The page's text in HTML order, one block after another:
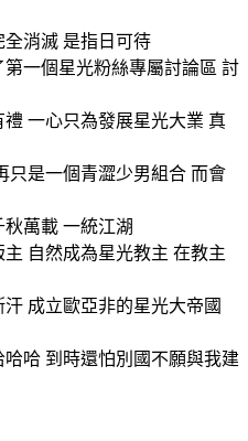
消滅 是指日可待
一個星光粉絲專屬討論區 討
一心只為發展星光大業 真
只是一個青澀少男組合 而會
萬載 一統江湖
自然成為星光教主 在教主
成立歐亞非的星光大帝國
哈 到時還怕別國不願與我建